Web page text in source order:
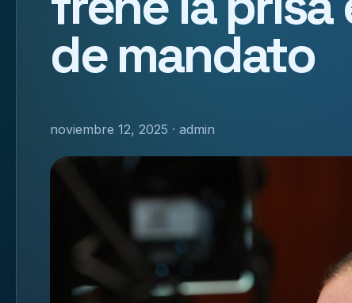
de mandato
noviembre 12, 2025 · admin